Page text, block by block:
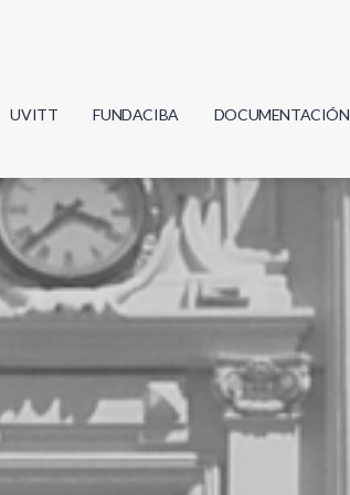
UVITT FUNDACIBA DOCUMENTACIÓN
Actas
Reglamentos
Documentos